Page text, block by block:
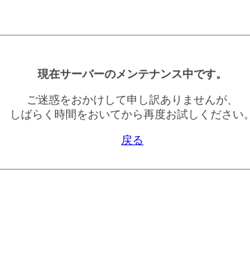
現在サーバーのメンテナンス中です。
ご迷惑をおかけして申し訳ありませんが、
しばらく時間をおいてから再度お試しください。
戻る